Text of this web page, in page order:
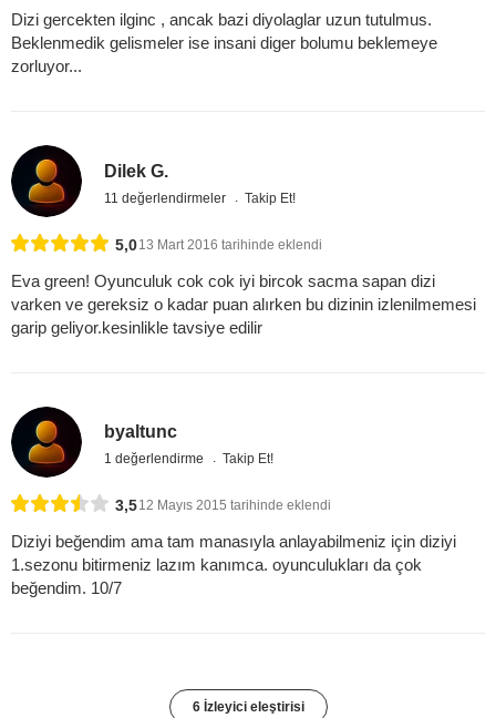
Dizi gercekten ilginc , ancak bazi diyolaglar uzun tutulmus.
Beklenmedik gelismeler ise insani diger bolumu beklemeye
zorluyor...
Dilek G.
11 değerlendirmeler Takip Et!
5,013 Mart 2016 tarihinde eklendi
Eva green! Oyunculuk cok cok iyi bircok sacma sapan dizi
varken ve gereksiz o kadar puan alırken bu dizinin izlenilmemesi
garip geliyor.kesinlikle tavsiye edilir
byaltunc
1 değerlendirme Takip Et!
3,512 Mayıs 2015 tarihinde eklendi
Diziyi beğendim ama tam manasıyla anlayabilmeniz için diziyi
1.sezonu bitirmeniz lazım kanımca. oyunculukları da çok
beğendim. 10/7
6 İzleyici eleştirisi